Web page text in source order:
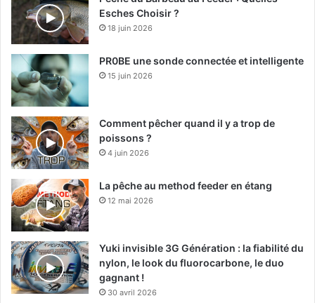
Esches Choisir ?
18 juin 2026
PR0BE une sonde connectée et intelligente
15 juin 2026
Comment pêcher quand il y a trop de
poissons ?
4 juin 2026
La pêche au method feeder en étang
12 mai 2026
Yuki invisible 3G Génération : la fiabilité du
nylon, le look du fluorocarbone, le duo
gagnant !
30 avril 2026